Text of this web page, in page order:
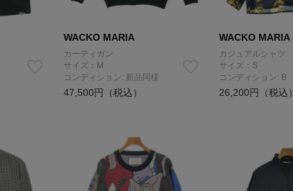
WACKO MARIA
カーディガン
サイズ：M
コンディション: 新品同様
47,500円（税込）
WACKO MARIA
カジュアルシャツ
サイズ：S
コンディション: B
26,200円（税込）